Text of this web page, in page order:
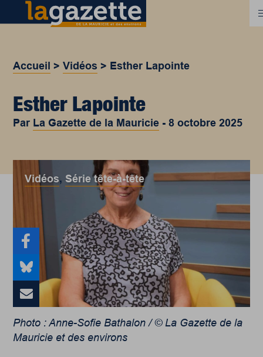
Accueil >Vidéos > Esther Lapointe
Esther Lapointe
Par La Gazette de la Mauricie -8 octobre 2025
Vidéos,Série tête-à-tête
Photo : Anne-Sofie Bathalon / © La Gazette de la
Mauricie et des environs